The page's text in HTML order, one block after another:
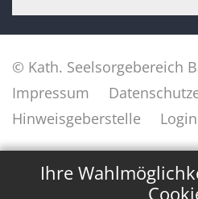
Ihre
© Kath. Seelsorgebereich
Impressum
Hinweisgeberstelle
Login